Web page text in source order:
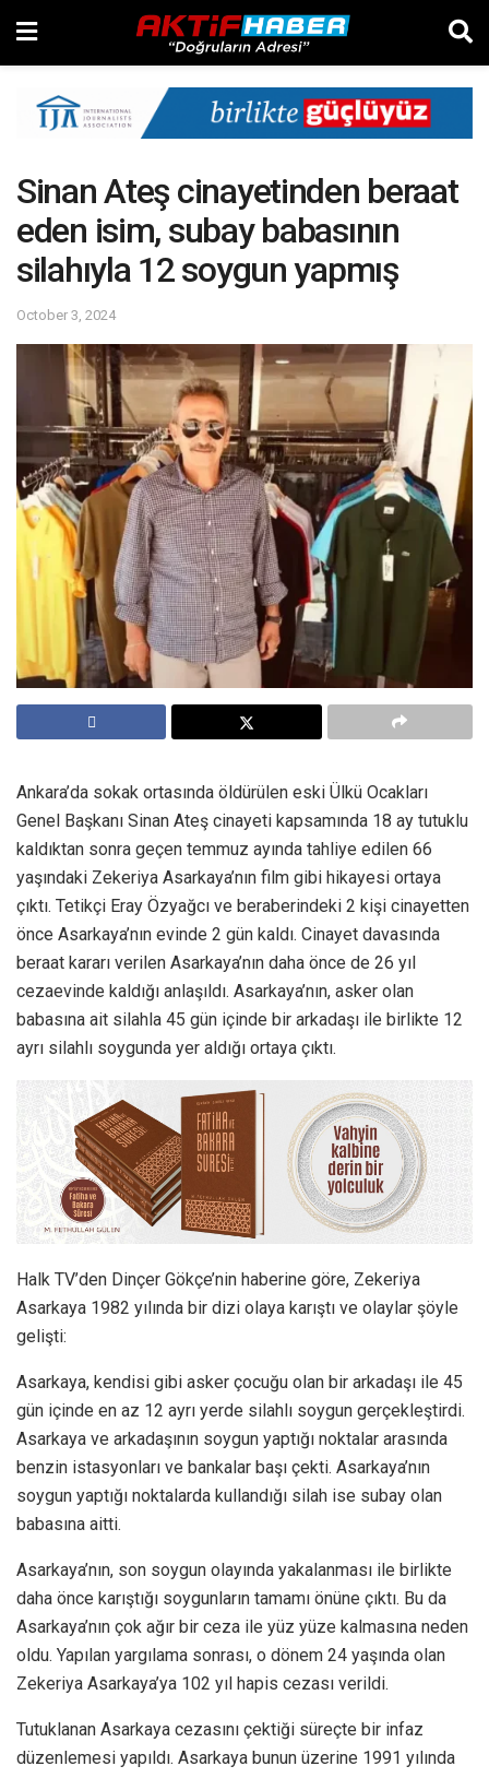
Sinan Ateş cinayetinden beraat
eden isim, subay babasının
silahıyla 12 soygun yapmış
October 3, 2024
Ankara’da sokak ortasında öldürülen eski Ülkü Ocakları
Genel Başkanı Sinan Ateş cinayeti kapsamında 18 ay tutuklu
kaldıktan sonra geçen temmuz ayında tahliye edilen 66
yaşındaki Zekeriya Asarkaya’nın film gibi hikayesi ortaya
çıktı. Tetikçi Eray Özyağcı ve beraberindeki 2 kişi cinayetten
önce Asarkaya’nın evinde 2 gün kaldı. Cinayet davasında
beraat kararı verilen Asarkaya’nın daha önce de 26 yıl
cezaevinde kaldığı anlaşıldı. Asarkaya’nın, asker olan
babasına ait silahla 45 gün içinde bir arkadaşı ile birlikte 12
ayrı silahlı soygunda yer aldığı ortaya çıktı.
Halk TV’den Dinçer Gökçe’nin haberine göre, Zekeriya
Asarkaya 1982 yılında bir dizi olaya karıştı ve olaylar şöyle
gelişti:
Asarkaya, kendisi gibi asker çocuğu olan bir arkadaşı ile 45
gün içinde en az 12 ayrı yerde silahlı soygun gerçekleştirdi.
Asarkaya ve arkadaşının soygun yaptığı noktalar arasında
benzin istasyonları ve bankalar başı çekti. Asarkaya’nın
soygun yaptığı noktalarda kullandığı silah ise subay olan
babasına aitti.
Asarkaya’nın, son soygun olayında yakalanması ile birlikte
daha önce karıştığı soygunların tamamı önüne çıktı. Bu da
Asarkaya’nın çok ağır bir ceza ile yüz yüze kalmasına neden
oldu. Yapılan yargılama sonrası, o dönem 24 yaşında olan
Zekeriya Asarkaya’ya 102 yıl hapis cezası verildi.
Tutuklanan Asarkaya cezasını çektiği süreçte bir infaz
düzenlemesi yapıldı. Asarkaya bunun üzerine 1991 yılında